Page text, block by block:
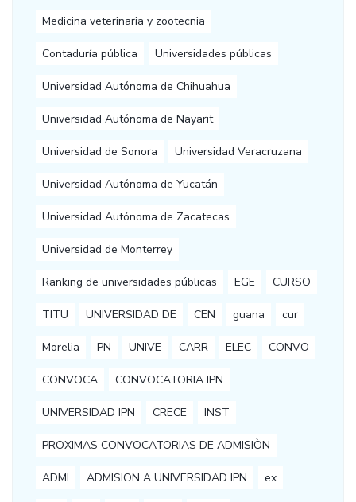
Medicina veterinaria y zootecnia
Contaduría pública Universidades públicas
Universidad Autónoma de Chihuahua
Universidad Autónoma de Nayarit
Universidad de Sonora Universidad Veracruzana
Universidad Autónoma de Yucatán
Universidad Autónoma de Zacatecas
Universidad de Monterrey
Ranking de universidades públicas EGE CURSO
TITU UNIVERSIDAD DE CEN guana cur
Morelia PN UNIVE CARR ELEC CONVO
CONVOCA CONVOCATORIA IPN
UNIVERSIDAD IPN CRECE INST
PROXIMAS CONVOCATORIAS DE ADMISIÒN
ADMI ADMISION A UNIVERSIDAD IPN ex